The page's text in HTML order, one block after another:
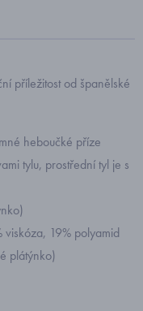
příležitost od španělské
heboučké příze
tylu, prostřední tyl je s
19% polyamid
plátýnko)